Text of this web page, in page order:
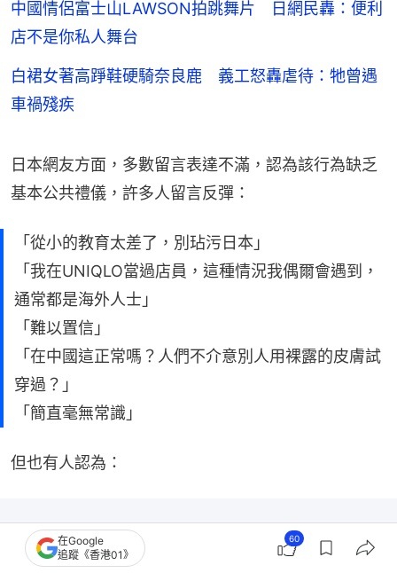
中國情侶富士山LAWSON拍跳舞片 日網民轟：便利
店不是你私人舞台
白裙女著高踭鞋硬騎奈良鹿 義工怒轟虐待：牠曾遇
車禍殘疾
日本網友方面，多數留言表達不滿，認為該行為缺乏
基本公共禮儀，許多人留言反彈：
「從小的教育太差了，別玷污日本」
「我在UNIQLO當過店員，這種情況我偶爾會遇到，
通常都是海外人士」
「難以置信」
「在中國這正常嗎？人們不介意別人用裸露的皮膚試
穿過？」
「簡直毫無常識」
但也有人認為：
在Google
追蹤《香港01》
60